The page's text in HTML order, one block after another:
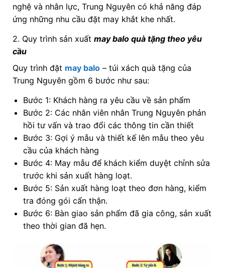
nghệ và nhân lực, Trung Nguyên có khả năng đáp
ứng những nhu cầu đặt may khắt khe nhất.
2. Quy trình sản xuất may balo quà tặng theo yêu
cầu
Quy trình đặt may balo– túi xách quà tặng của
Trung Nguyên gồm 6 bước như sau:
Bước 1: Khách hàng ra yêu cầu về sản phẩm
Bước 2: Các nhân viên nhân Trung Nguyên phản
hồi tư vấn và trao đổi các thông tin cần thiết
Bước 3: Gợi ý mẫu và thiết kế lên mẫu theo yêu
cầu của khách hàng
Bước 4: May mẫu để khách kiểm duyệt chỉnh sửa
trước khi sản xuất hàng loạt.
Bước 5: Sản xuất hàng loạt theo đơn hàng, kiểm
tra đóng gói cẩn thận.
Bước 6: Bàn giao sản phẩm đã gia công, sản xuất
theo thời gian đã hẹn.